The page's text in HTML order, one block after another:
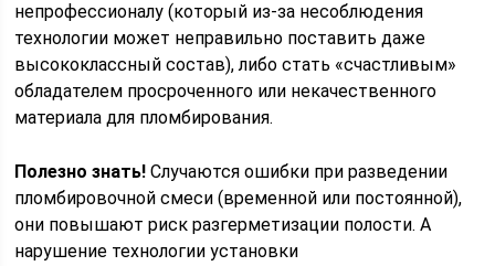
непрофессионалу (который из-за несоблюдения
технологии может неправильно поставить даже
высококлассный состав), либо стать «счастливым»
обладателем просроченного или некачественного
материала для пломбирования.
Полезно знать! Случаются ошибки при разведении
пломбировочной смеси (временной или постоянной),
они повышают риск разгерметизации полости. А
нарушение технологии установки